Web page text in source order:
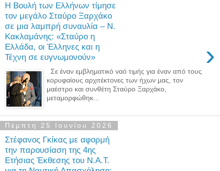
Η Βουλή των Ελλήνων τίμησε
τον μεγάλο Σταύρο Ξαρχάκο
σε μια λαμπρή συναυλία – Ν.
Κακλαμάνης: «Σταύρο η
Ελλάδα, οι Έλληνες και η
Τέχνη σε ευγνωμονούν»
›
Σε έναν εμβληματικό ναό τιμής για έναν από τους
κορυφαίους αρχιτέκτονες των ήχων μας, τον
μαέστρο και συνθέτη Σταύρο Ξαρχάκο,
μεταμορφώθηκ...
Πέμπτη 25 Ιουνίου 2026
Στέφανος Γκίκας με αφορμή
την παρουσίαση της 4ης
Ετήσιας Έκθεσης του Ν.Α.Τ.